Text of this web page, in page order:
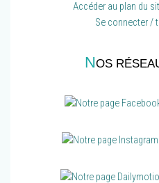
Accéder au plan du
Se connecter /
NOS